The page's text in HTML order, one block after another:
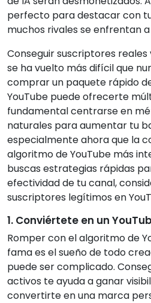
perfecto para destacar con
muchos rivales se enfrentan
Conseguir suscriptores reales
se ha vuelto más difícil que
comprar un paquete rápido
YouTube puede ofrecerte
fundamental centrarse en
naturales para aumentar tu
especialmente ahora que la
algoritmo de YouTube más
buscas estrategias rápidas
efectividad de tu canal,
suscriptores legítimos en
1. Conviértete en un
Romper con el algoritmo de
fama es el sueño de todo
puede ser complicado.
activos te ayuda a ganar
convertirte en una marca